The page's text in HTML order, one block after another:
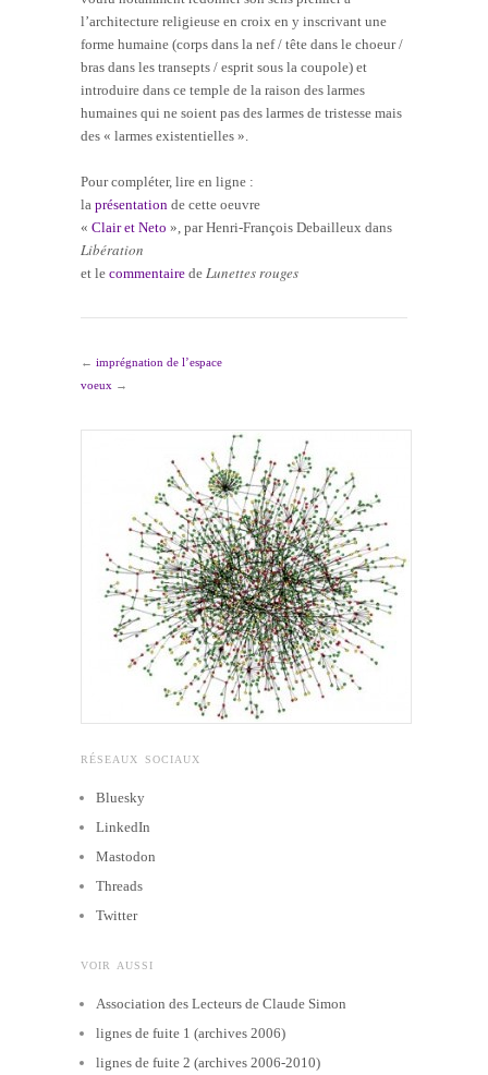
l’architecture religieuse en croix en y inscrivant une
forme humaine (corps dans la nef / tête dans le choeur /
bras dans les transepts / esprit sous la coupole) et
introduire dans ce temple de la raison des larmes
humaines qui ne soient pas des larmes de tristesse mais
des « larmes existentielles ».
Pour compléter, lire en ligne :
la présentation de cette oeuvre
« Clair et Neto », par Henri-François Debailleux dans
Libération
et le commentaire de Lunettes rouges
← imprégnation de l’espace
voeux →
RÉSEAUX SOCIAUX
Bluesky
LinkedIn
Mastodon
Threads
Twitter
VOIR AUSSI
Association des Lecteurs de Claude Simon
lignes de fuite 1 (archives 2006)
lignes de fuite 2 (archives 2006-2010)